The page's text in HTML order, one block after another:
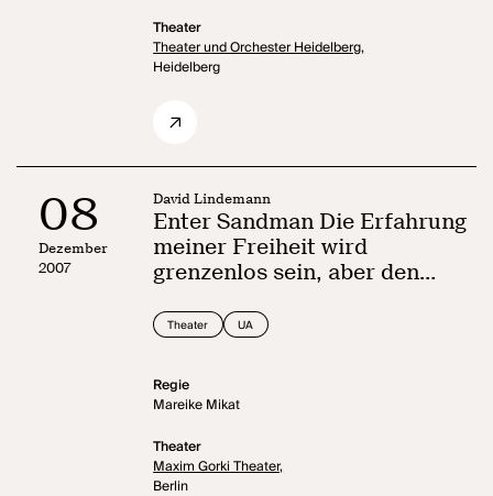
Theater
Theater und Orchester Heidelberg,
Heidelberg
08
Dezember
2007
David Lindemann
Enter Sandman Die Erfahrung
meiner Freiheit wird
grenzenlos sein, aber den
überschreiten
Theater UA
Regie
Mareike Mikat
Theater
Maxim Gorki Theater,
Berlin